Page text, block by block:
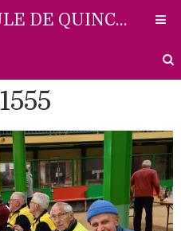
AMICALE BOULE DE QUINCIEUX